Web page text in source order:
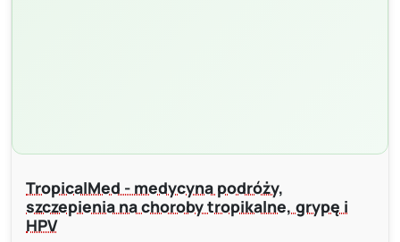
TropicalMed - medycyna podróży,
szczepienia na choroby tropikalne, grypę i
HPV